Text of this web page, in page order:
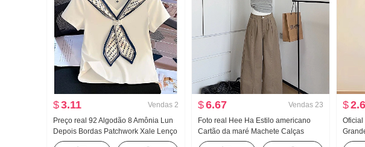
$3.11 Vendas 2
Preço real 92 Algodão 8 Amônia Lun
Depois Bordas Patchwork Xale Lenço
de seda Ajustado Gola V Manga curta
$6.67 Vendas 23
Foto real Hee Ha Estilo americano
Cartão da maré Machete Calças
jeans Solto Largura Pernas Casual
$
Oficial